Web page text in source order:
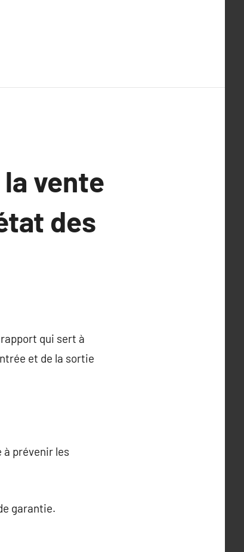
vente
des
qui sert à
et de la sortie
à prévenir les
garantie.